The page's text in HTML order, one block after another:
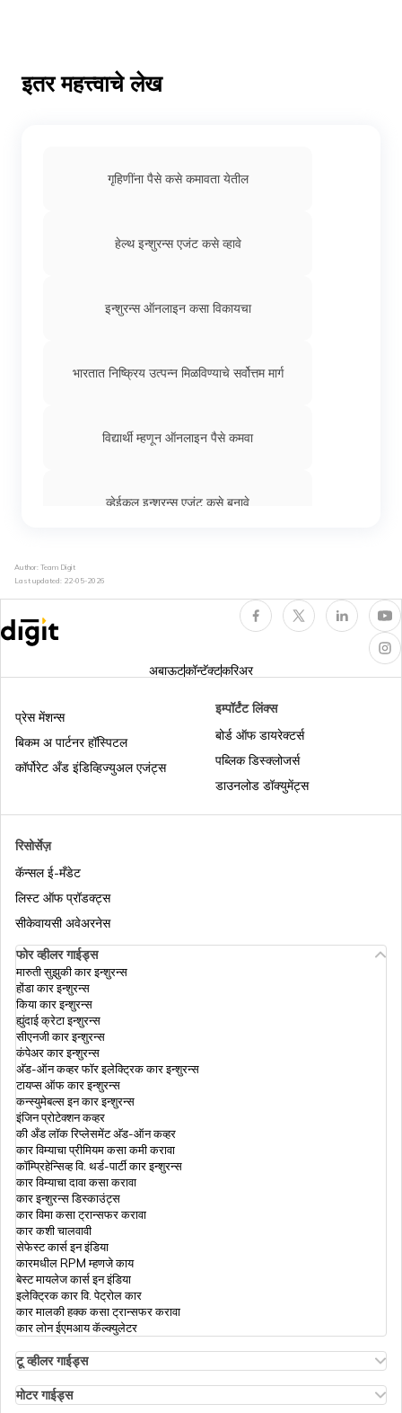
इतर महत्त्वाचे लेख
गृहिणींना पैसे कसे कमावता येतील
हेल्थ इन्शुरन्स एजंट कसे व्हावे
इन्शुरन्स ऑनलाइन कसा विकायचा
भारतात निष्क्रिय उत्पन्न मिळविण्याचे सर्वोत्तम मार्ग
विद्यार्थी म्हणून ऑनलाइन पैसे कमवा
व्हेईकल इन्शुरन्स एजंट कसे बनावे
इन्शुरन्स एजंट व्यवसाय कसा सेट करायचा
घरबसल्या पैसे कसे कमवायचे
Author: Team Digit
Last updated: 22-05-2026
अबाऊटकॉन्टॅक्टकरिअर
रिसोर्सेज़
कॅन्सल ई-मँडेट
लिस्ट ऑफ प्रॉडक्ट्स
सीकेवायसी अवेअरनेस
प्रेस मेंशन्स
बिकम अ पार्टनर हॉस्पिटल
कॉर्पोरेट अँड इंडिव्हिज्युअल एजंट्स
इम्पॉर्टंट लिंक्स
बोर्ड ऑफ डायरेक्टर्स
पब्लिक डिस्क्लोजर्स
डाउनलोड डॉक्युमेंट्स
फोर व्हीलर गाईड्स
मारुती सुझुकी कार इन्शुरन्स
होंडा कार इन्शुरन्स
किया कार इन्शुरन्स
ह्युंदाई क्रेटा इन्शुरन्स
सीएनजी कार इन्शुरन्स
कंपेअर कार इन्शुरन्स
अ‍ॅड-ऑन कव्हर फॉर इलेक्ट्रिक कार इन्शुरन्स
टायप्स ऑफ कार इन्शुरन्स
कन्स्युमेबल्स इन कार इन्शुरन्स
इंजिन प्रोटेक्शन कव्हर
की अँड लॉक रिप्लेसमेंट अ‍ॅड-ऑन कव्हर
कार विम्याचा प्रीमियम कसा कमी करावा
कॉम्प्रिहेन्सिव्ह वि. थर्ड-पार्टी कार इन्शुरन्स
कार विम्याचा दावा कसा करावा
कार इन्शुरन्स डिस्काउंट्स
कार विमा कसा ट्रान्सफर करावा
कार कशी चालवावी
सेफेस्ट कार्स इन इंडिया
कारमधील RPM म्हणजे काय
बेस्ट मायलेज कार्स इन इंडिया
इलेक्ट्रिक कार वि. पेट्रोल कार
कार मालकी हक्क कसा ट्रान्सफर करावा
कार लोन ईएमआय कॅल्क्युलेटर
टू व्हीलर गाईड्स
एथर एनर्जी बाईक इन्शुरन्स
मोटर गाईड्स